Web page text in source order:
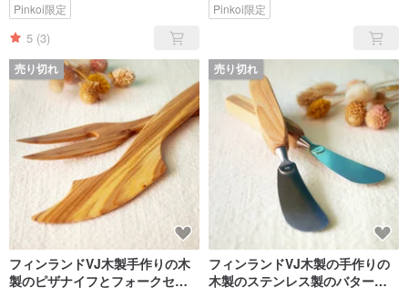
Pinkoi限定
5 (3)
Pinkoi限定
売り切れ
フィンランドVJ木製手作りの木
製のピザナイフとフォークセッ
売り切れ
フィンランドVJ木製の手作りの
木製のステンレス製のバターナ